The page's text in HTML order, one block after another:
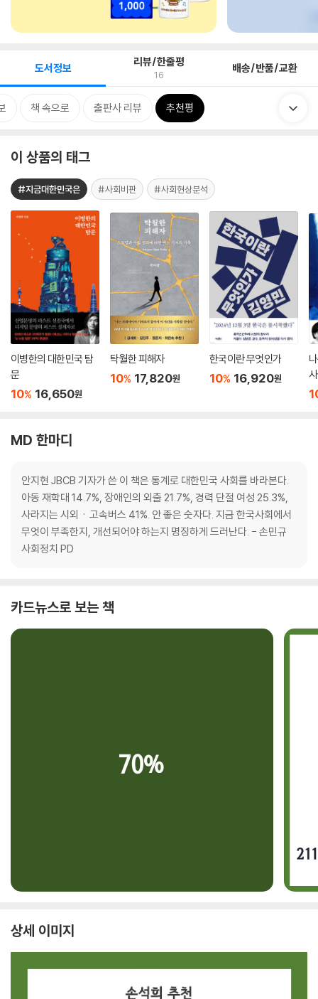
도서정보 리뷰/한줄평
16 배송/반품/교환
책 속으로 출판사 리뷰 추천평
이 상품의 태그
#지금대한민국은 #사회비판 #사회현상분석
이병한의 대한민국 탐
문
10% 16,650원
탁월한 피해자
10% 17,820원
한국이란 무엇인가
10% 16,920원
사
MD 한마디
안지현 JBCB 기자가 쓴 이 책은 통계로 대한민국 사회를 바라본다.
아동 재학대 14.7%, 장애인의 외출 21.7%, 경력 단절 여성 25.3%,
사라지는 시외ㆍ고속버스 41%. 안 좋은 숫자다. 지금 한국사회에서
무엇이 부족한지, 개선되어야 하는지 명징하게 드러난다. - 손민규
사회정치 PD
카드뉴스로 보는 책
상세 이미지